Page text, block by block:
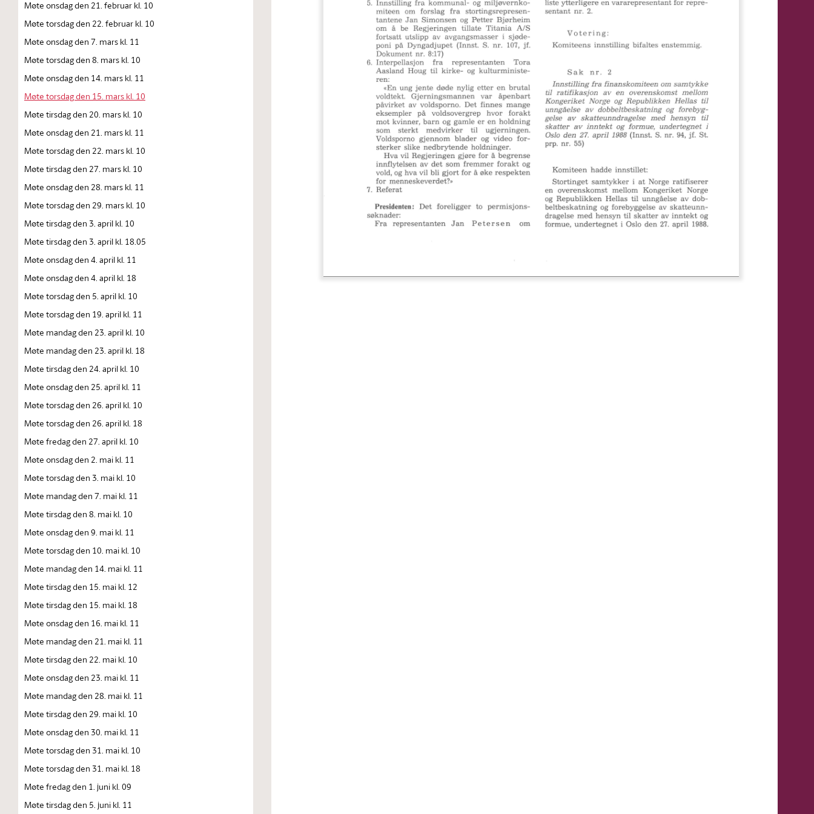
Møte onsdag den 21. februar kl. 10
Møte torsdag den 22. februar kl. 10
Møte onsdag den 7. mars kl. 11
Møte torsdag den 8. mars kl. 10
Møte onsdag den 14. mars kl. 11
Møte torsdag den 15. mars kl. 10
Møte tirsdag den 20. mars kl. 10
Møte onsdag den 21. mars kl. 11
Møte torsdag den 22. mars kl. 10
Møte tirsdag den 27. mars kl. 10
Møte onsdag den 28. mars kl. 11
Møte torsdag den 29. mars kl. 10
Møte tirsdag den 3. april kl. 10
Møte tirsdag den 3. april kl. 18.05
Møte onsdag den 4. april kl. 11
Møte onsdag den 4. april kl. 18
Møte torsdag den 5. april kl. 10
Møte torsdag den 19. april kl. 11
Møte mandag den 23. april kl. 10
Møte mandag den 23. april kl. 18
Møte tirsdag den 24. april kl. 10
Møte onsdag den 25. april kl. 11
Møte torsdag den 26. april kl. 10
Møte torsdag den 26. april kl. 18
Møte fredag den 27. april kl. 10
Møte onsdag den 2. mai kl. 11
Møte torsdag den 3. mai kl. 10
Møte mandag den 7. mai kl. 11
Møte tirsdag den 8. mai kl. 10
Møte onsdag den 9. mai kl. 11
Møte torsdag den 10. mai kl. 10
Møte mandag den 14. mai kl. 11
Møte tirsdag den 15. mai kl. 12
Møte tirsdag den 15. mai kl. 18
Møte onsdag den 16. mai kl. 11
Møte mandag den 21. mai kl. 11
Møte tirsdag den 22. mai kl. 10
Møte onsdag den 23. mai kl. 11
Møte mandag den 28. mai kl. 11
Møte tirsdag den 29. mai kl. 10
Møte onsdag den 30. mai kl. 11
Møte torsdag den 31. mai kl. 10
Møte torsdag den 31. mai kl. 18
Møte fredag den 1. juni kl. 09
Møte tirsdag den 5. juni kl. 11